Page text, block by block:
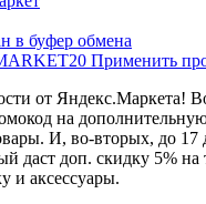
в буфер обмена
Применить
от Яндекс.Маркета!
на
И, во-вторых, до 17
даст доп. скидку 5% на
и аксессуары.